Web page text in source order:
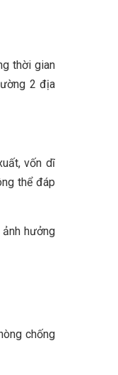
thời gian
2 địa
vốn dĩ
thể đáp
hưởng
chống